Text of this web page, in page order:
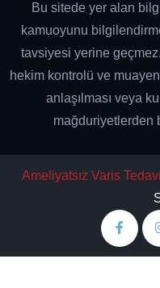
Bu sitede yer alan
kamuoyunu
tavsiyesi yerine
hekim kontrolü ve
anlaşılması veya
mağduriyetlerden
Ameliyatsız Varis